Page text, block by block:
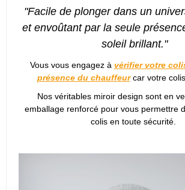
"Facile de plonger dans un
et envoûtant par la seule
soleil brillant."
Vous vous engagez à vérifier votre
présence du chauffeurcar votre colis
Nos véritables miroir design sont en
emballage renforcé pour vous permettre
colis en toute sécurité.